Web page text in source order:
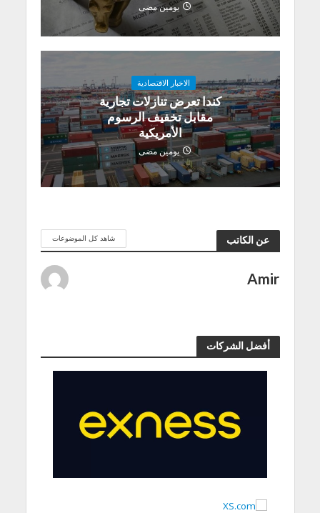
يومين مضى
الاخبار الاقتصادية
كندا تعرض تنازلات تجارية
مقابل تخفيف الرسوم
الأمريكية
يومين مضى
عن الكاتب شاهد كل الموضوعات
Amir
أفضل الشركات